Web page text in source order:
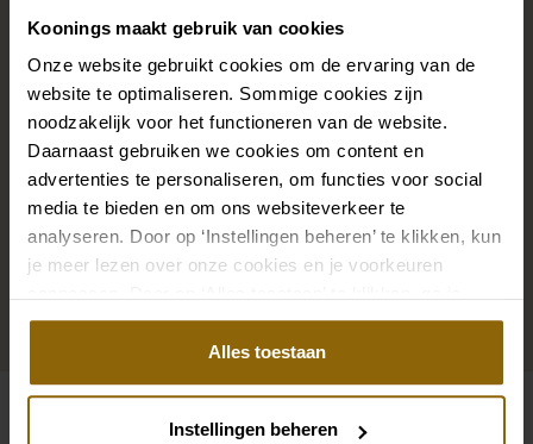
Koonings maakt gebruik van cookies
Onze website gebruikt cookies om de ervaring van de
website te optimaliseren. Sommige cookies zijn
noodzakelijk voor het functioneren van de website.
Daarnaast gebruiken we cookies om content en
advertenties te personaliseren, om functies voor social
media te bieden en om ons websiteverkeer te
analyseren. Door op ‘Instellingen beheren’ te klikken, kun
je meer lezen over onze cookies en je voorkeuren
akkoord met het gebruik van alle cookies.
Alles toestaan
Instellingen beheren
De perfecte trouwschoenen voor onder je trouwjurk,
maar ook kettingen, armbanden en oorbellen die
precies bij je bruidsjurk passen of een prachtige sluier,
haarband of haarspeld voor je bruidskapsel: jouw
bruidslook is pas af met bijpassende accessoires. Met
onze grote accessoire winkel met accessoires voor
bruid en bruidegom vind je de perfecte match met
jouw jurk of trouwkostuum.
Ga naar accessoires